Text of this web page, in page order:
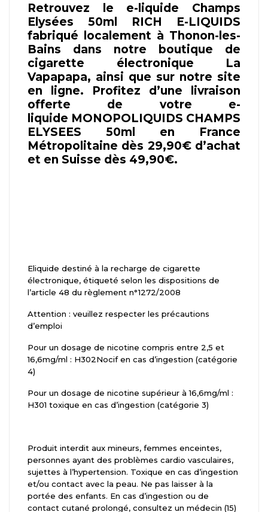
Retrouvez le e-liquide Champs
Elysées 50ml RICH E-LIQUIDS
fabriqué localement à Thonon-les-
Bains dans notre boutique de
cigarette électronique La
Vapapapa, ainsi que sur notre site
en ligne. Profitez d’une livraison
offerte de votre e-
liquide MONOPOLIQUIDS CHAMPS
ELYSEES 50ml en France
Métropolitaine dès 29,90€ d’achat
et en Suisse dès 49,90€.
Eliquide destiné à la recharge de cigarette
électronique, étiqueté selon les dispositions de
l’article 48 du règlement n°1272/2008
Attention : veuillez respecter les précautions
d’emploi
Pour un dosage de nicotine compris entre 2,5 et
16,6mg/ml : H302Nocif en cas d’ingestion (catégorie
4)
Pour un dosage de nicotine supérieur à 16,6mg/ml :
H301 toxique en cas d’ingestion (catégorie 3)
Produit interdit aux mineurs, femmes enceintes,
personnes ayant des problèmes cardio vasculaires,
sujettes à l’hypertension. Toxique en cas d’ingestion
et/ou contact avec la peau. Ne pas laisser à la
portée des enfants. En cas d’ingestion ou de
contact cutané prolongé, consultez un médecin (15)